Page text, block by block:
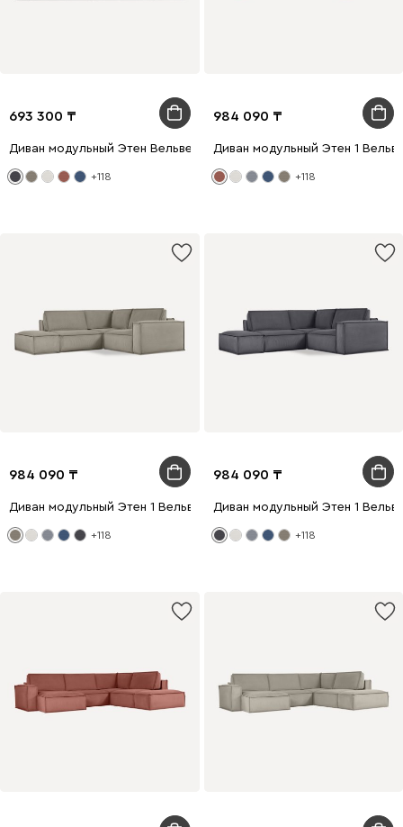
693 300
Диван модульный Этен Вельвет Серый
+118
984 090
Диван модульный Этен 1
+118
984 090
Диван модульный Этен 1 Вельвет Бежевый
+118
984 090
Диван модульный Этен 1
+118